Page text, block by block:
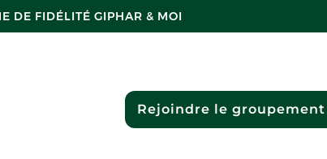
DE FIDÉLITÉ GIPHAR & MOI
Rejoindre le groupement